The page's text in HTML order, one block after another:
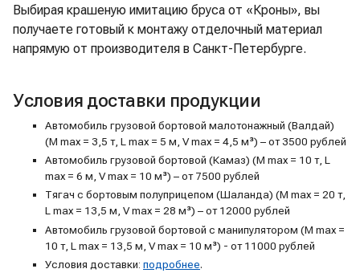
Выбирая крашеную имитацию бруса от «Кроны», вы
получаете готовый к монтажу отделочный материал
напрямую от производителя в Санкт-Петербурге.
Условия доставки продукции
Автомобиль грузовой бортовой малотонажный (Валдай)
(M max = 3,5 т, L max = 5 м, V max = 4,5 м³) – от 3500 рублей
Автомобиль грузовой бортовой (Камаз) (M max = 10 т, L
max = 6 м, V max = 10 м³) – от 7500 рублей
Тягач с бортовым полуприцепом (Шаланда) (M max = 20 т,
L max = 13,5 м, V max = 28 м³) – от 12000 рублей
Автомобиль грузовой бортовой с манипулятором (M max =
10 т, L max = 13,5 м, V max = 10 м³) - от 11000 рублей
Условия доставки: подробнее.